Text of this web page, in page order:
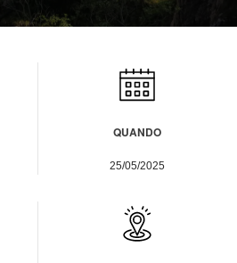
QUANDO
25/05/2025